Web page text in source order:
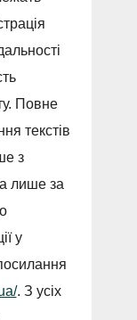
Повне
текстів
з
лише за
у
. З усіх